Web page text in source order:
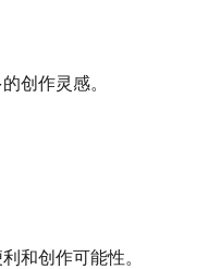
创作灵感。
和创作可能性。